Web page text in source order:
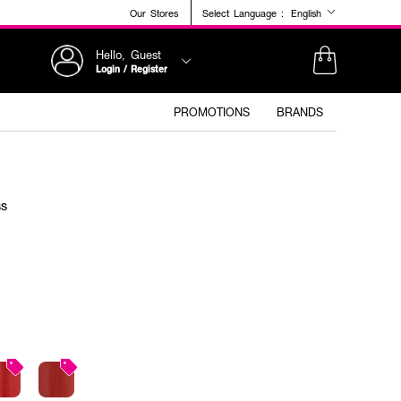
Our Stores Select Language : English
Hello, Guest
Login / Register
PROMOTIONS BRANDS